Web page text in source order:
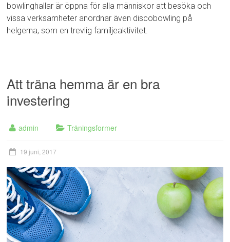
bowlinghallar är öppna för alla människor att besöka och
vissa verksamheter anordnar även discobowling på
helgerna, som en trevlig familjeaktivitet.
Att träna hemma är en bra
investering
admin Träningsformer
19 juni, 2017